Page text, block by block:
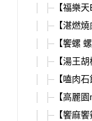
【福樂
【湛燃
【饗螺
【湯王
【嗑肉
【高麗
【饗麻